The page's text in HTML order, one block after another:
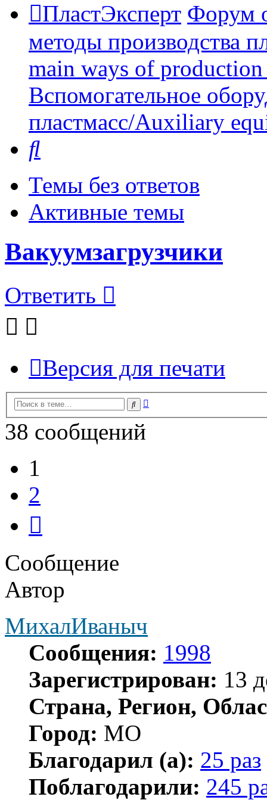
ПластЭксперт Форум
методы производства
main ways of
Вспомогательное
пластмасс/Auxiliary
Темы без ответов
Активные темы
Вакуумзагрузчики
Ответить
Версия для печати
Поиск
38 сообщений
1
2
Сообщение
Автор
МихалИваныч
Сообщения: 1998
Зарегистрирован: 13
Страна, Регион,
Город: МО
Благодарил (а): 25 раз
Поблагодарили: 245